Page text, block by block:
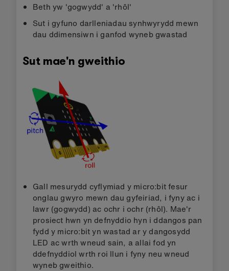
Beth yw 'gogwydd' a 'rhôl'
Sut i gyfuno darlleniadau synhwyrydd mewn
dau ddimensiwn i ganfod wyneb gwastad
Sut mae'n gweithio
Gall mesurydd cyflymiad y micro:bit fesur
onglau gwyro mewn dau gyfeiriad, i fyny ac i
lawr (gogwydd) ac ochr i ochr (rhôl). Mae'r
prosiect hwn yn defnyddio hyn i ddangos pan
fydd y micro:bit yn wastad ar y dangosydd
LED ac wrth wneud sain, a allai fod yn
ddefnyddiol wrth roi llun i fyny neu wneud
wyneb gweithio.